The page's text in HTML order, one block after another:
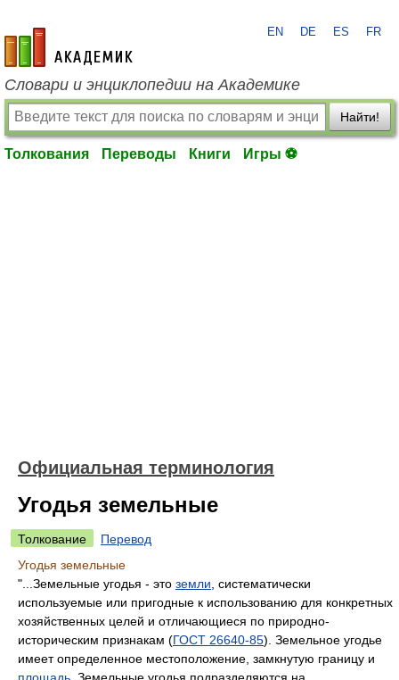
academic.ru
EN DE ES FR
Словари и энциклопедии на Академике
Найти!
Толкования Переводы Книги Игры ⚽
Официальная терминология
Угодья земельные
Толкование
Перевод
Угодья земельные
"...Земельные угодья - это земли , систематически
используемые или пригодные к использованию для конкретных
хозяйственных целей и отличающиеся по природно-
историческим признакам (ГОСТ 26640-85). Земельное угодье
имеет определенное местоположение, замкнутую границу и